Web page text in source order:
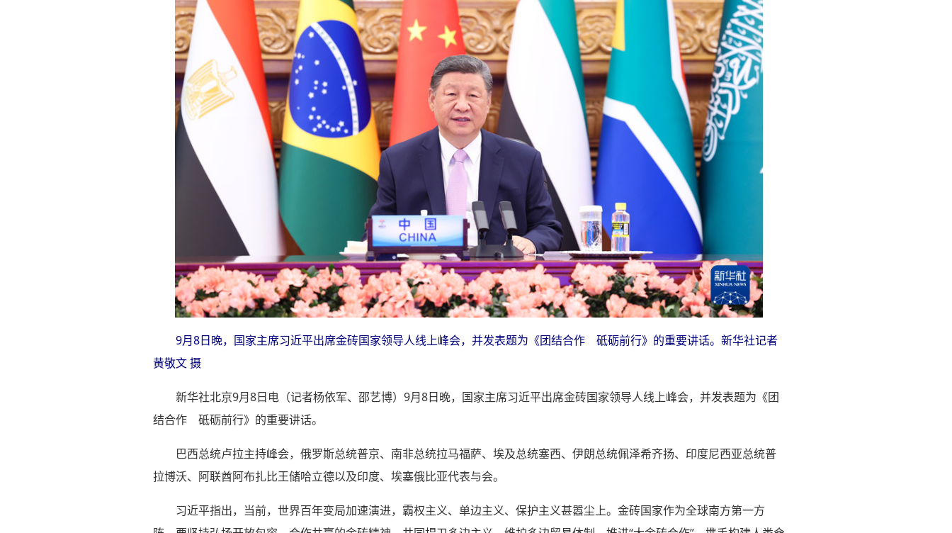
9月8日晚，国家主席习近平出席金砖国家领导人线上峰会，并发表题为《团结合作 砥砺前行》的重要讲话。新华社记者
黄敬文 摄
新华社北京9月8日电（记者杨依军、邵艺博）9月8日晚，国家主席习近平出席金砖国家领导人线上峰会，并发表题为《团
结合作 砥砺前行》的重要讲话。
巴西总统卢拉主持峰会，俄罗斯总统普京、南非总统拉马福萨、埃及总统塞西、伊朗总统佩泽希齐扬、印度尼西亚总统普
拉博沃、阿联酋阿布扎比王储哈立德以及印度、埃塞俄比亚代表与会。
习近平指出，当前，世界百年变局加速演进，霸权主义、单边主义、保护主义甚嚣尘上。金砖国家作为全球南方第一方